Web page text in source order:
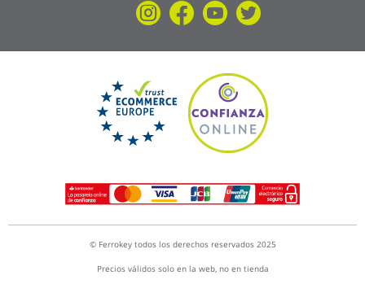
© Ferrokey todos los derechos reservados 2025
Precios válidos solo en la web, no en tienda